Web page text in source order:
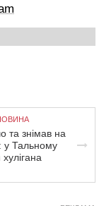
та знімав на
у Тальному